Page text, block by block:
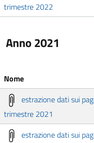
trimestre 2022
Anno 2021
Nome
estrazione dati sui
trimestre 2021
estrazione dati sui